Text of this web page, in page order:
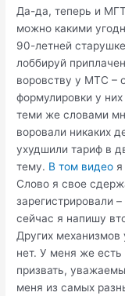
Да-да, теперь и
можно какими
90-летней
лоббируй
воровству у МТС –
формулировки у
теми же словами
воровали никаких
ухудшили тариф в
тему. В том видео
Слово я свое
зарегистрировали
сейчас я напишу
Других
нет. У меня же есть
призвать,
меня из самых